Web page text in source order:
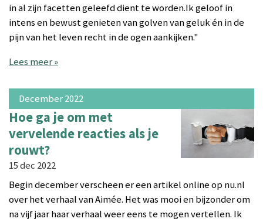
in al zijn facetten geleefd dient te worden.Ik geloof in
intens en bewust genieten van golven van geluk én in de
pijn van het leven recht in de ogen aankijken."
Lees meer »
December 2022
Hoe ga je om met
vervelende reacties als je
rouwt?
15 dec 2022
Begin december verscheen er een artikel online op nu.nl
over het verhaal van Aimée. Het was mooi en bijzonder om
na vijf jaar haar verhaal weer eens te mogen vertellen. Ik